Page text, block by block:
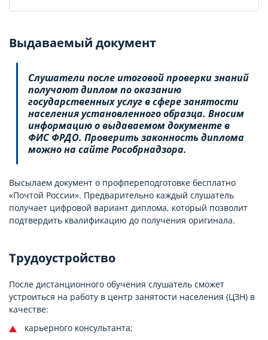
Выдаваемый документ
Слушатели после итоговой проверки знаний
получают диплом по оказанию
государственных услуг в сфере занятости
населения установленного образца. Вносим
информацию о выдаваемом документе в
ФИС ФРДО. Проверить законность диплома
можно на сайте Рособрнадзора.
Высылаем документ о профпереподготовке бесплатно
«Почтой России». Предварительно каждый слушатель
получает цифровой вариант диплома, который позволит
подтвердить квалификацию до получения оригинала.
Трудоустройство
После дистанционного обучения слушатель сможет
устроиться на работу в центр занятости населения (ЦЗН) в
качестве:
карьерного консультанта;